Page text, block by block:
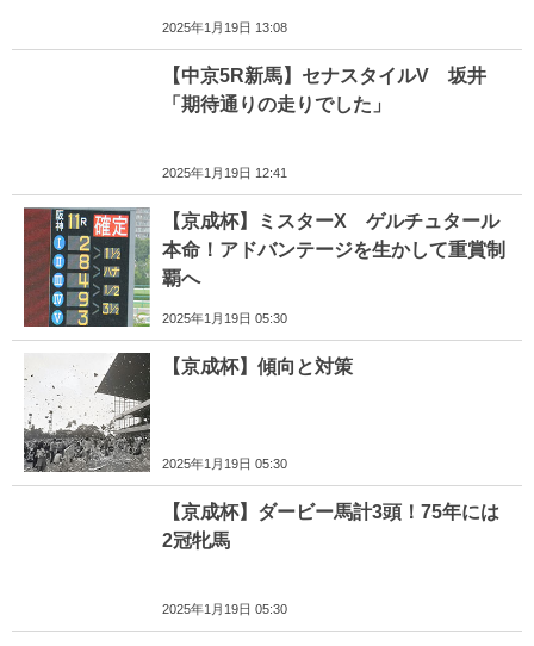
2025年1月19日 13:08
【中京5R新馬】セナスタイルV 坂井
「期待通りの走りでした」
2025年1月19日 12:41
【京成杯】ミスターX ゲルチュタール
本命！アドバンテージを生かして重賞制
覇へ
2025年1月19日 05:30
【京成杯】傾向と対策
2025年1月19日 05:30
【京成杯】ダービー馬計3頭！75年には
2冠牝馬
2025年1月19日 05:30